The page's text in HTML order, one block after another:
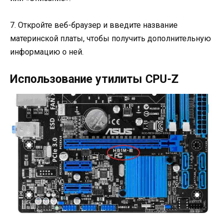
7. Откройте веб-браузер и введите название
материнской платы, чтобы получить дополнительную
информацию о ней.
Использование утилиты CPU-Z